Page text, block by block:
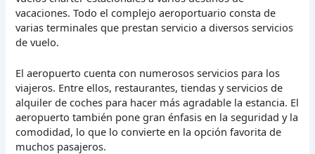
vacaciones. Todo el complejo aeroportuario consta de
varias terminales que prestan servicio a diversos servicios
de vuelo.
El aeropuerto cuenta con numerosos servicios para los
viajeros. Entre ellos, restaurantes, tiendas y servicios de
alquiler de coches para hacer más agradable la estancia. El
aeropuerto también pone gran énfasis en la seguridad y la
comodidad, lo que lo convierte en la opción favorita de
muchos pasajeros.